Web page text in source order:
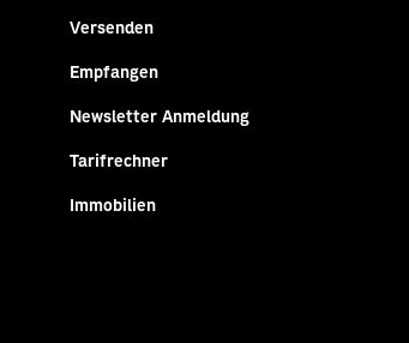
Versenden
Empfangen
Newsletter Anmeldung
Tarifrechner
Immobilien